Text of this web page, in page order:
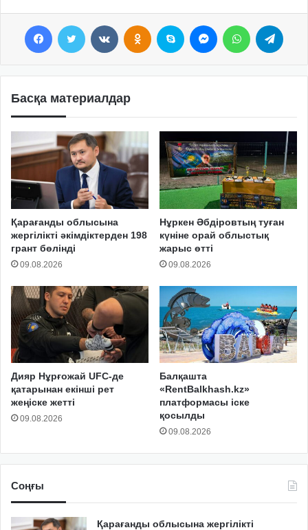
Басқа материалдар
Қарағанды облысына
жергілікті әкімдіктерден 198
грант бөлінді
09.08.2026
Нұркен Әбдіровтың туған
күніне орай облыстық
жарыс өтті
09.08.2026
Дияр Нұрғожай UFC-де
қатарынан екінші рет
жеңіске жетті
09.08.2026
Балқашта
«RentBalkhash.kz»
платформасы іске
қосылды
09.08.2026
Соңғы
Қарағанды облысына жергілікті